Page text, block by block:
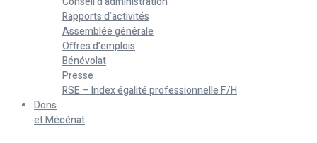
Rapports d’activités
Assemblée générale
Offres d’emplois
Bénévolat
Presse
RSE – Index égalité professionnelle F/H
Dons
et Mécénat